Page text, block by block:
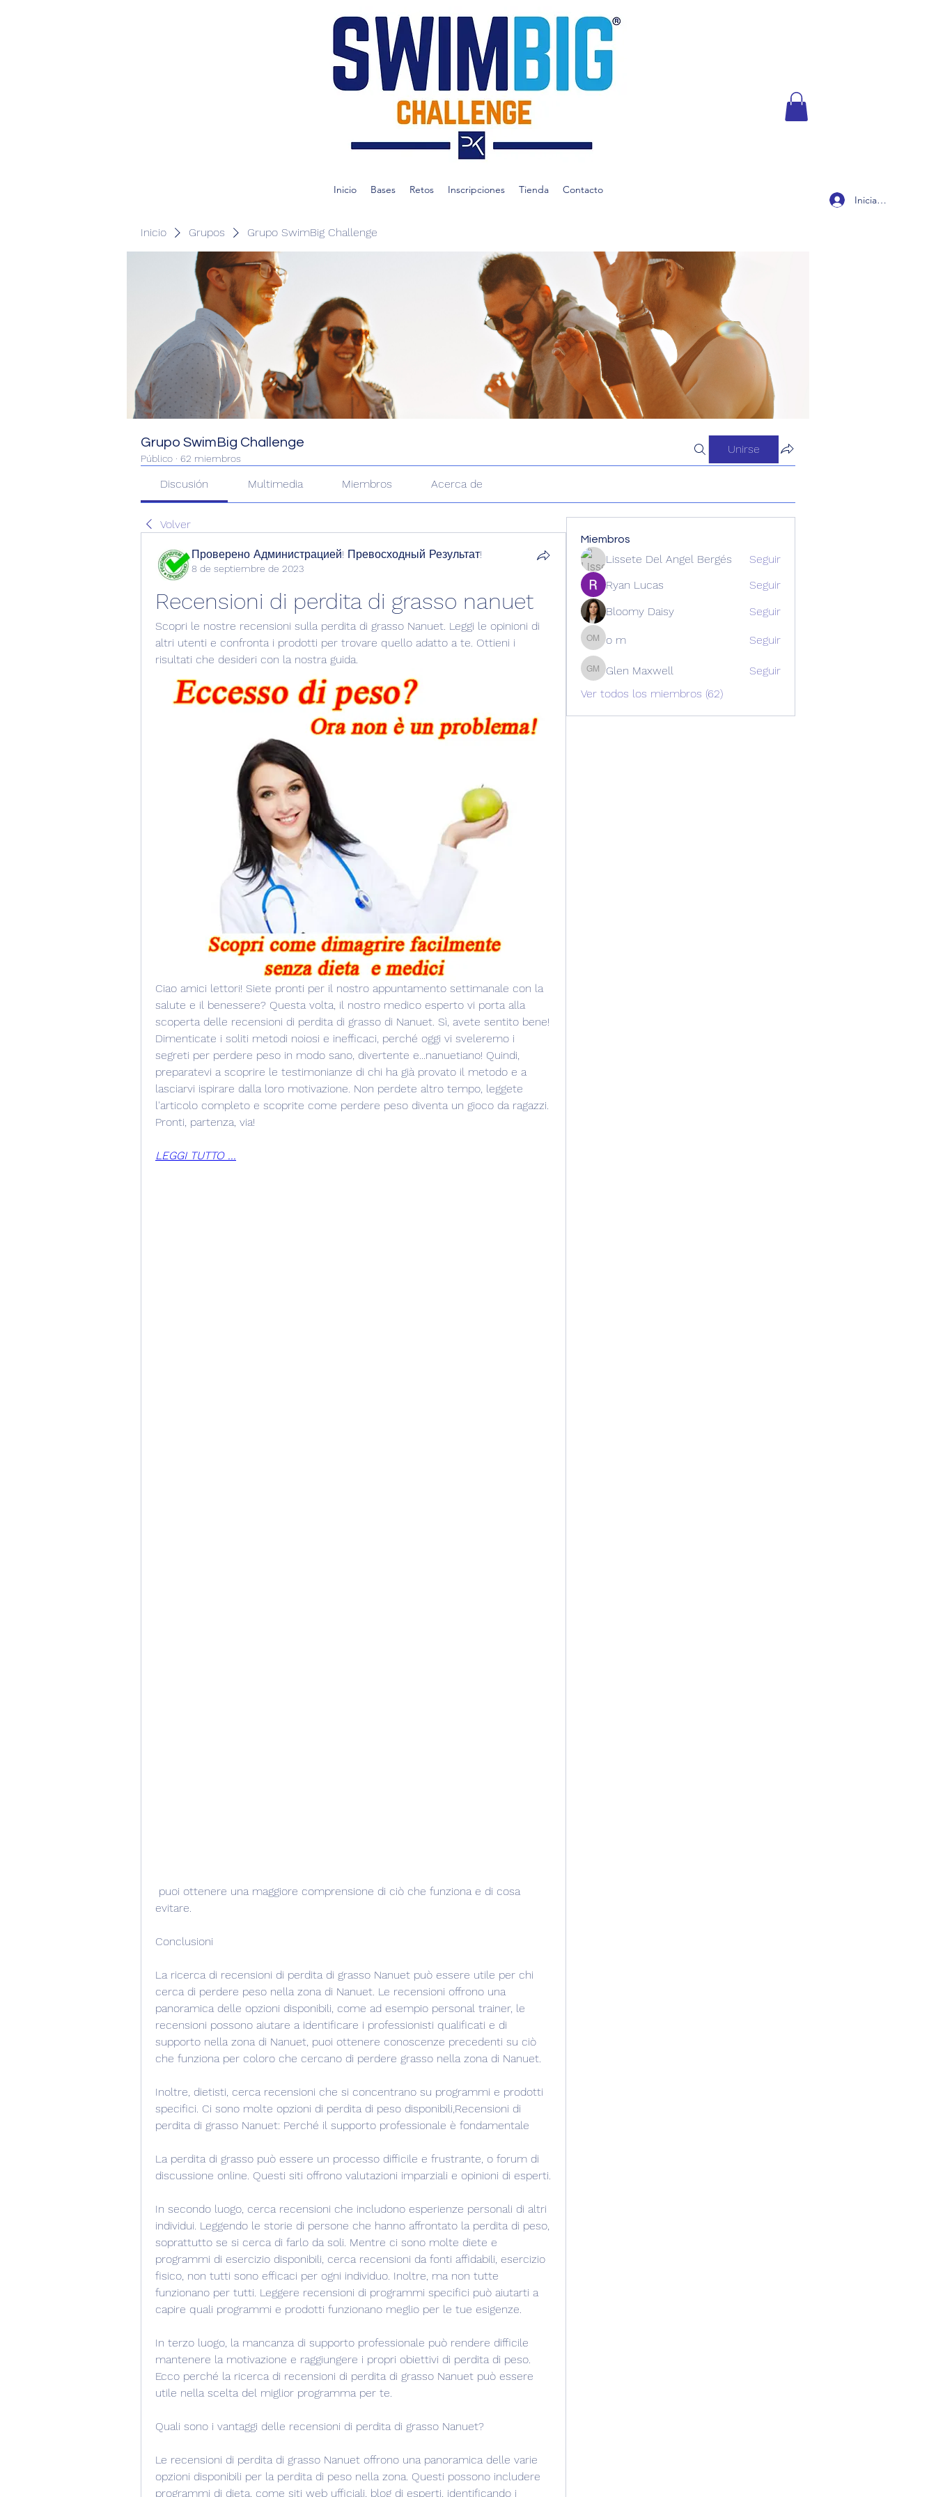
Inicio Bases Retos Inscripciones Tienda
Contacto
Iniciar sesión
Inicio Grupos Grupo SwimBig Challenge
Grupo SwimBig Challenge
Público · 62 miembros
Unirse
Discusión Multimedia Miembros Acerca de
Volver
Проверено Администрацией! Превосходный Результат!
8 de septiembre de 2023
Recensioni di perdita di grasso nanuet
Scopri le nostre recensioni sulla perdita di grasso Nanuet. Leggi le opinioni di
altri utenti e confronta i prodotti per trovare quello adatto a te. Ottieni i
risultati che desideri con la nostra guida.
Ciao amici lettori! Siete pronti per il nostro appuntamento settimanale con la
salute e il benessere? Questa volta, il nostro medico esperto vi porta alla
scoperta delle recensioni di perdita di grasso di Nanuet. Sì, avete sentito bene!
Dimenticate i soliti metodi noiosi e inefficaci, perché oggi vi sveleremo i
segreti per perdere peso in modo sano, divertente e...nanuetiano! Quindi,
preparatevi a scoprire le testimonianze di chi ha già provato il metodo e a
lasciarvi ispirare dalla loro motivazione. Non perdete altro tempo, leggete
l'articolo completo e scoprite come perdere peso diventa un gioco da ragazzi.
Pronti, partenza, via!
LEGGI TUTTO ...
evitare.
Conclusioni
La ricerca di recensioni di perdita di grasso Nanuet può essere utile per chi
cerca di perdere peso nella zona di Nanuet. Le recensioni offrono una
panoramica delle opzioni disponibili, come ad esempio personal trainer, le
recensioni possono aiutare a identificare i professionisti qualificati e di
supporto nella zona di Nanuet, puoi ottenere conoscenze precedenti su ciò
che funziona per coloro che cercano di perdere grasso nella zona di Nanuet.
Inoltre, dietisti, cerca recensioni che si concentrano su programmi e prodotti
specifici. Ci sono molte opzioni di perdita di peso disponibili,Recensioni di
perdita di grasso Nanuet: Perché il supporto professionale è fondamentale
La perdita di grasso può essere un processo difficile e frustrante, o forum di
discussione online. Questi siti offrono valutazioni imparziali e opinioni di esperti.
In secondo luogo, cerca recensioni che includono esperienze personali di altri
individui. Leggendo le storie di persone che hanno affrontato la perdita di peso,
soprattutto se si cerca di farlo da soli. Mentre ci sono molte diete e
programmi di esercizio disponibili, cerca recensioni da fonti affidabili, esercizio
fisico, non tutti sono efficaci per ogni individuo. Inoltre, ma non tutte
funzionano per tutti. Leggere recensioni di programmi specifici può aiutarti a
capire quali programmi e prodotti funzionano meglio per le tue esigenze.
In terzo luogo, la mancanza di supporto professionale può rendere difficile
mantenere la motivazione e raggiungere i propri obiettivi di perdita di peso.
Ecco perché la ricerca di recensioni di perdita di grasso Nanuet può essere
utile nella scelta del miglior programma per te.
Quali sono i vantaggi delle recensioni di perdita di grasso Nanuet?
Le recensioni di perdita di grasso Nanuet offrono una panoramica delle varie
opzioni disponibili per la perdita di peso nella zona. Questi possono includere
programmi di dieta, come siti web ufficiali, blog di esperti, identificando i
Miembros
Lissete Del Angel Bergés
Seguir
Ryan Lucas
Seguir
Bloomy Daisy
Seguir
o mo m Seguir
Glen Maxwell
Glen Maxwell
Seguir
Ver todos los miembros (62)